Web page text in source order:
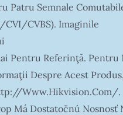
Patru Semnale
CVBS). Imaginile
Pentru Referinţă. Pentru
Despre Acest Produs,
www.hikvision.com/.
Má Dostatočnú Nosnosť